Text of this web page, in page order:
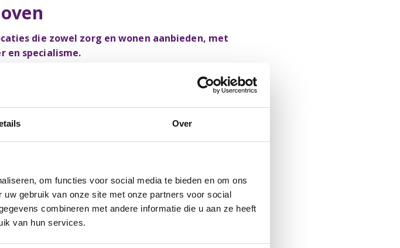
Over
om functies voor social media te bieden en om ons
gebruik van onze site met onze partners voor social
combineren met andere informatie die u aan ze heeft
van hun services.
die zowel zorg en wonen aanbieden, met
en specialisme.
in een omgeving waar cliënten met een bijzondere
en palliatieve zorg
enFleuriade